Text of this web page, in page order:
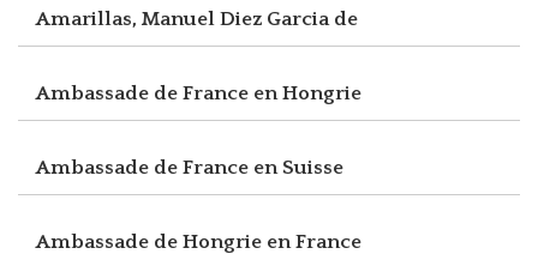
Amarillas, Manuel Diez Garcia de
Ambassade de France en Hongrie
Ambassade de France en Suisse
Ambassade de Hongrie en France